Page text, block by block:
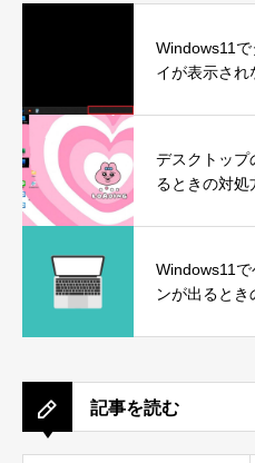
Windows11
イが表示され
デスクトップ
るときの対処
Windows11
ンが出るとき
記事を読む